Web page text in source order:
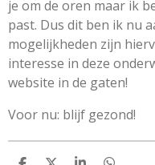
je om de oren maar ik
past. Dus dit ben ik nu
mogelijkheden zijn
interesse in deze
website in de gaten!
Voor nu: blijf gezond!